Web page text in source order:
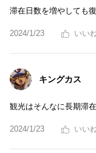
滞在日数を増やしても
2024/1/23
キングカス
観光はそんなに長期滞
2024/1/23